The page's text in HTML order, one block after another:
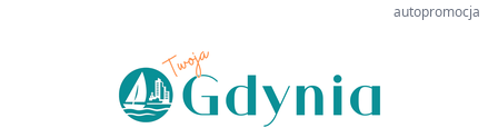
autopromocja